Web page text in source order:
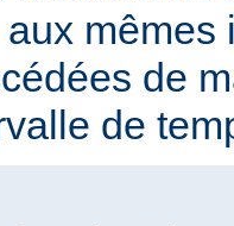
de
de